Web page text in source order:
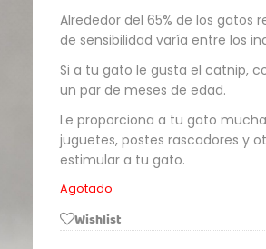
Alrededor del 65% de los gatos
de sensibilidad varía entre los
Si a tu gato le gusta el catnip,
un par de meses de edad.
Le proporciona a tu gato
juguetes, postes rascadores y
estimular a tu gato.
Agotado
Wishlist